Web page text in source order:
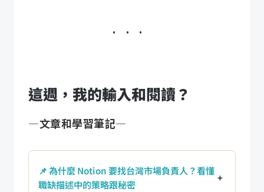
這週，我的輸入和閱讀？
—文章和學習筆記—
📌 為什麼 Notion 要找台灣市場負責人？看懂
職缺描述中的策略跟秘密
+